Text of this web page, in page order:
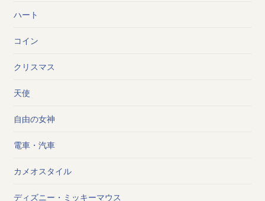
ハート
コイン
クリスマス
天使
自由の女神
電車・汽車
カメオスタイル
ディズニー・ミッキーマウス